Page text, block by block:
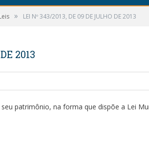
» LEI Nº 343/2013, DE 09 DE JULHO DE 2013
2013
patrimônio, na forma que dispõe a Lei